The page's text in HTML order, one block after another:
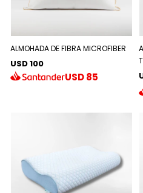
ALMOHADA DE FIBRA MICROFIBER
USD 100
USD85